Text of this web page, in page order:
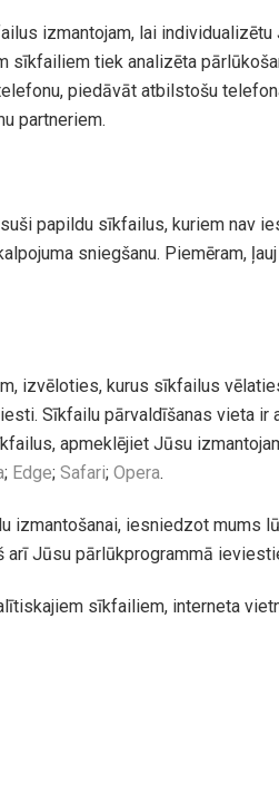
izmantojam, lai
tiek analizēta
piedāvāt atbilstošu
partneriem.
papildu sīkfailus, kuriem nav
sniegšanu. Piemēram,
izvēloties, kurus sīkfailus
Sīkfailu pārvaldīšanas vieta
apmeklējiet Jūsu
; Edge; Safari; Opera.
izmantošanai, iesniedzot mums
arī Jūsu pārlūkprogrammā
sīkfailiem, interneta